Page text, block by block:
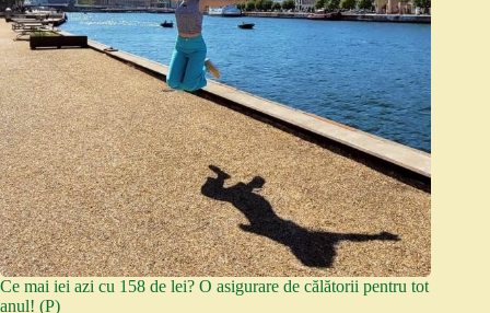
Ce mai iei azi cu 158 de lei? O asigurare de călătorii pentru tot
anul! (P)